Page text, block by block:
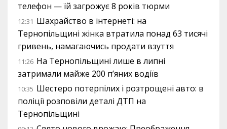
телефон — їй загрожує 8 років тюрми
12:31 Шахрайство в інтернеті: на
Тернопільщині жінка втратила понад 63 тисячі
гривень, намагаючись продати взуття
11:26 На Тернопільщині лише в липні
затримали майже 200 п’яних водіїв
10:35 Шестеро потерпілих і розтрощені авто: в
поліції розповіли деталі ДТП на
Тернопільщині